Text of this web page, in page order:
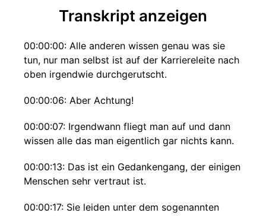
Transkript anzeigen
00:00:00: Alle anderen wissen genau was sie
tun, nur man selbst ist auf der Karriereleite nach
oben irgendwie durchgerutscht.
00:00:06: Aber Achtung!
00:00:07: Irgendwann fliegt man auf und dann
wissen alle das man eigentlich gar nichts kann.
00:00:13: Das ist ein Gedankengang, der einigen
Menschen sehr vertraut ist.
00:00:17: Sie leiden unter dem sogenannten